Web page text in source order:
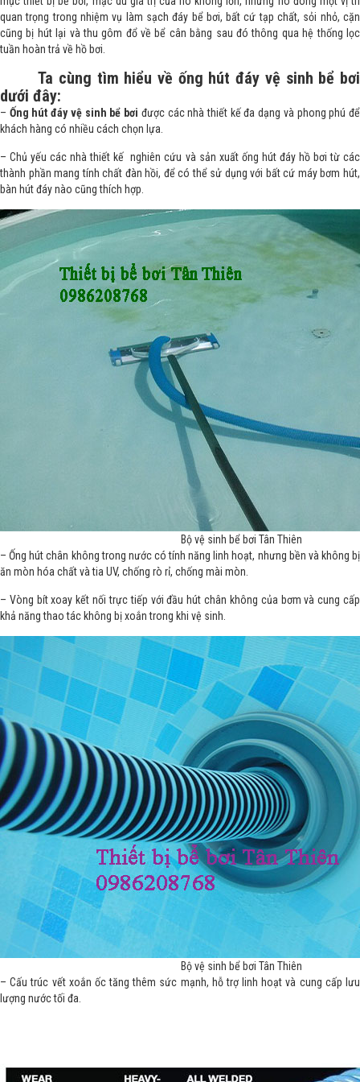
quan trọng trong nhiệm vụ làm sạch đáy bể bơi, bất cứ tạp chất, sỏi nhỏ, cặn
cũng bị hút lại và thu gôm đổ về bể cân bằng sau đó thông qua hệ thống lọc
tuần hoàn trả về hồ bơi.
Ta cùng tìm hiểu về ống hút đáy vệ sinh bể bơi
dưới đây:
– Ống hút đáy vệ sinh bể bơi được các nhà thiết kế đa dạng và phong phú để
khách hàng có nhiều cách chọn lựa.
– Chủ yếu các nhà thiết kế nghiên cứu và sản xuất ống hút đáy hồ bơi từ các
thành phần mang tính chất đàn hồi, để có thể sử dụng với bất cứ máy bơm hút,
bàn hút đáy nào cũng thích hợp.
Bộ vệ sinh bể bơi Tân Thiên
– Ống hút chân không trong nước có tính năng linh hoạt, nhưng bền và không bị
ăn mòn hóa chất và tia UV, chống rò rỉ, chống mài mòn.
– Vòng bít xoay kết nối trực tiếp với đầu hút chân không của bơm và cung cấp
khả năng thao tác không bị xoắn trong khi vệ sinh.
Bộ vệ sinh bể bơi Tân Thiên
– Cấu trúc vết xoắn ốc tăng thêm sức mạnh, hỗ trợ linh hoạt và cung cấp lưu
lượng nước tối đa.